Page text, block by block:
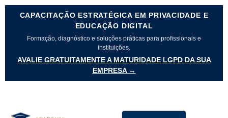
CAPACITAÇÃO ESTRATÉGICA EM PRIVACIDADE E
EDUCAÇÃO DIGITAL
Formação, diagnóstico e soluções práticas para profissionais e
instituições.
AVALIE GRATUITAMENTE A MATURIDADE LGPD DA SUA
EMPRESA →